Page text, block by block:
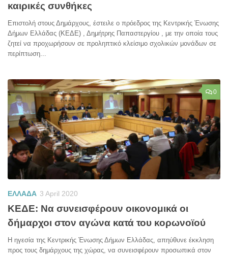
καιρικές συνθήκες
Επιστολή στους Δημάρχους, έστειλε ο πρόεδρος της Κεντρικής Ένωσης
Δήμων Ελλάδας (ΚΕΔΕ) , Δημήτρης Παπαστεργίου , με την οποία τους
ζητεί να προχωρήσουν σε προληπτικό κλείσιμο σχολικών μονάδων σε
περίπτωση...
0
ΕΛΛΑΔΑ 3 April 2020
ΚΕΔΕ: Να συνεισφέρουν οικονομικά οι
δήμαρχοι στον αγώνα κατά του κορωνοϊού
Η ηγεσία της Κεντρικής Ένωσης Δήμων Ελλάδας, απηύθυνε έκκληση
προς τους δημάρχους της χώρας, να συνεισφέρουν προσωπικά στον